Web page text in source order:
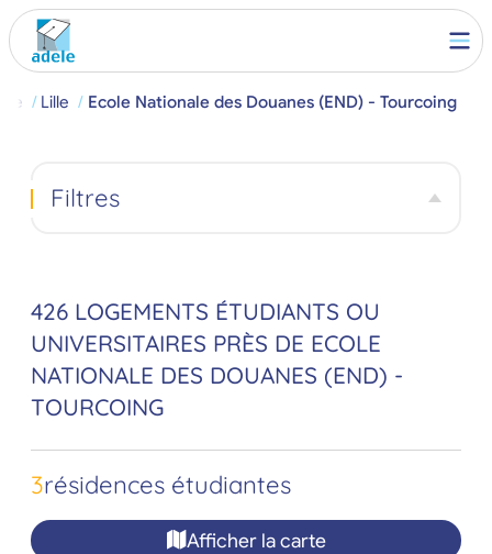
Lille Ecole Nationale des Douanes (END) - Tourcoing
426 LOGEMENTS ÉTUDIANTS OU
UNIVERSITAIRES PRÈS DE ECOLE
NATIONALE DES DOUANES (END) -
TOURCOING
3résidences étudiantes
Afficher la carte
Filtres